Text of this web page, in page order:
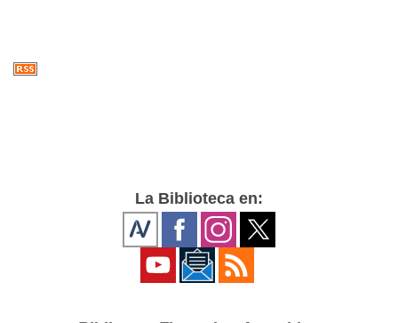
La Biblioteca en: